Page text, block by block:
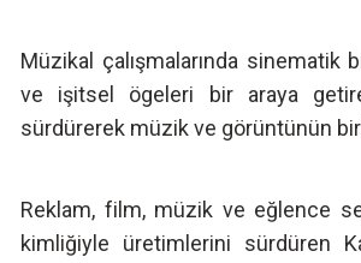
Müzikal çalışmalarında sinematik
ve işitsel ögeleri bir araya
sürdürerek müzik ve görüntünün
Reklam, film, müzik ve eğlence
kimliğiyle üretimlerini sürdüren